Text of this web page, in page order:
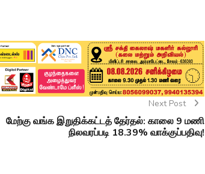
Next Post
மேற்கு வங்க இறுதிக்கட்டத் தேர்தல்: காலை 9 மணி
நிலவரப்படி 18.39% வாக்குப்பதிவு!